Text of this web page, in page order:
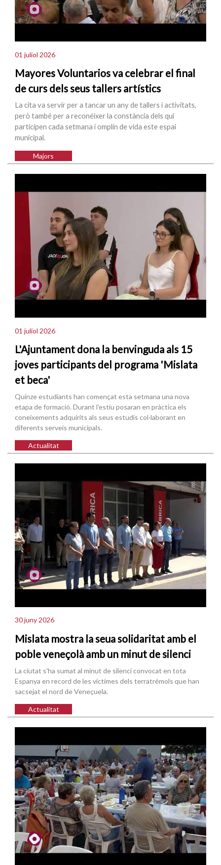
01 juliol 2026
Mayores Voluntarios va celebrar el final
de curs dels seus tallers artístics
La cita va servir per a tancar un any de tallers i activitats,
però també per a reconéixer la constància dels qui
participen cada setmana i omplin de vida este espai
municipal.
Majors
01 juliol 2026
L'Ajuntament dona la benvinguda als 15
joves participants del programa 'Mislata
et beca'
Quinze estudiants han començat esta setmana una nova
etapa de formació. Durant l'estiu posaran en pràctica els
coneixements adquirits als seus estudis col·laborant en
diferents serveis municipals.
Actualitat
30 juny 2026
Mislata mostra la seua solidaritat amb el
poble veneçolà amb un minut de silenci
La ciutat s'ha sumat al minut de silenci convocat en tota
Espanya en record de les víctimes dels terratrémols que han
sacsejat el nord de Veneçuela.
Actualitat